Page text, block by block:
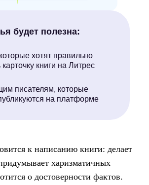
будет полезна:
хотят правильно
книги на Литрес
писателям, которые
на платформе
к написанию книги: делает
харизматичных
о достоверности фактов.